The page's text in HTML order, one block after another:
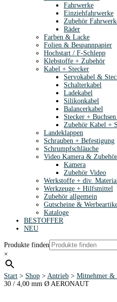
Fahrwerke
Einziehfahrwerke
Zubehör
Räder
Farben & Lacke
Folien & Bespannpapier
Hochstart / F-Schlepp
Klebstoffe + Zubehör
Kabel + Stecker
Servokabel &
Schalterkabel
Ladekabel
Silikonkabel
Balancerkabel
Stecker +
Zubehör Kabel +
Landeklappen
Schrauben + Befestigung
Schrumpfschläuche
Video Kamera & Zubehör
Kamera
Zubehör Video
Werkstoffe + div.
Werkzeuge + Hilfsmittel
Zubehör allgemein
Gutscheine &
Kataloge
BESTOFFER
NEU
Produkte finden
×
Start > Shop > Antrieb > Mitnehmer &
30 / 4,00 mm Ø AERONAUT